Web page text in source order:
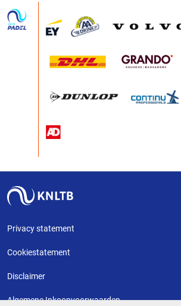
Privacy statement
Cookiestatement
Disclaimer
Algemene Inkoopvoorwaarden